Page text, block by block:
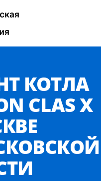
КОТЛА
CLAS X